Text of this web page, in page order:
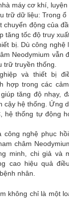
máy cơ khí, luyện
trữ dữ liệu: Trong ổ
chuyển động của
tăng tốc độ truy
bị. Dù công
Neodymium vẫn
trữ truyền thống.
và thiết bị
hợp trong các
tăng độ nhạy,
cậy hệ thống. Ứng
hệ thống tự động
nghệ phục
châm
minh, chi giả và
cao hiệu quả
nhân.
không chỉ là một